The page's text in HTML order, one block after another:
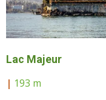
Lac Majeur
| 193 m